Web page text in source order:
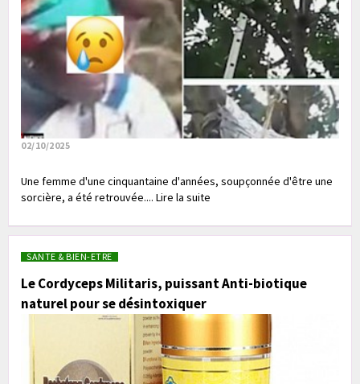
02/10/2025
Une femme d'une cinquantaine d'années, soupçonnée d'être une
sorcière, a été retrouvée.... Lire la suite
SANTE & BIEN-ETRE
Le Cordyceps Militaris, puissant Anti-biotique
naturel pour se désintoxiquer